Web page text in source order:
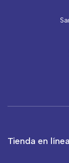
Tienda en línea